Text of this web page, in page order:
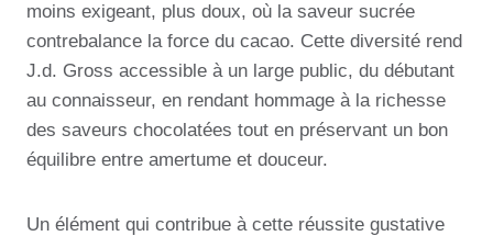
moins exigeant, plus doux, où la saveur sucrée
contrebalance la force du cacao. Cette diversité rend
J.d. Gross accessible à un large public, du débutant
au connaisseur, en rendant hommage à la richesse
des saveurs chocolatées tout en préservant un bon
équilibre entre amertume et douceur.
Un élément qui contribue à cette réussite gustative